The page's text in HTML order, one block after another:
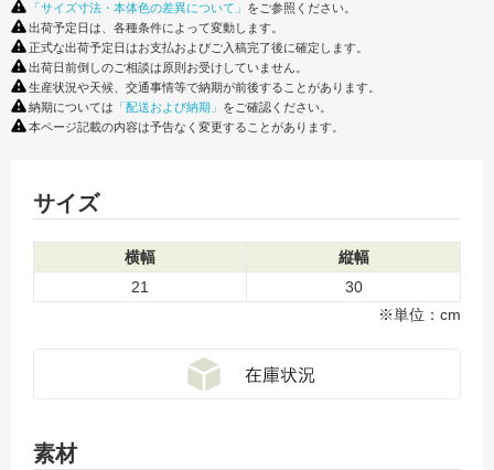
「サイズ寸法・本体色の差異について」 をご参照ください。
出荷予定日は、各種条件によって変動します。
正式な出荷予定日はお支払およびご入稿完了後に確定します。
出荷日前倒しのご相談は原則お受けしていません。
生産状況や天候、交通事情等で納期が前後することがあります。
納期については 「配送および納期」 をご確認ください。
本ページ記載の内容は予告なく変更することがあります。
サイズ
横幅
縦幅
21
30
※単位：cm
素材